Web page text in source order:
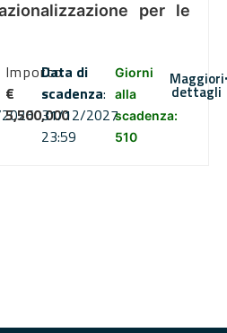
per le
Importo
€
5,500,000
Data di
scadenza:
31/12/2027
23:59
Giorni
alla
scadenza:
510
Maggiori
dettagli